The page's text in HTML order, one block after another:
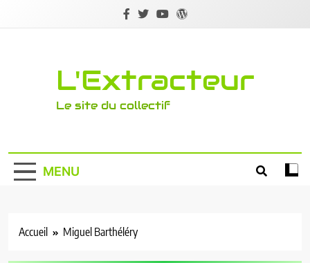
L'Extracteur
Le site du collectif
MENU
Accueil Miguel Barthéléry